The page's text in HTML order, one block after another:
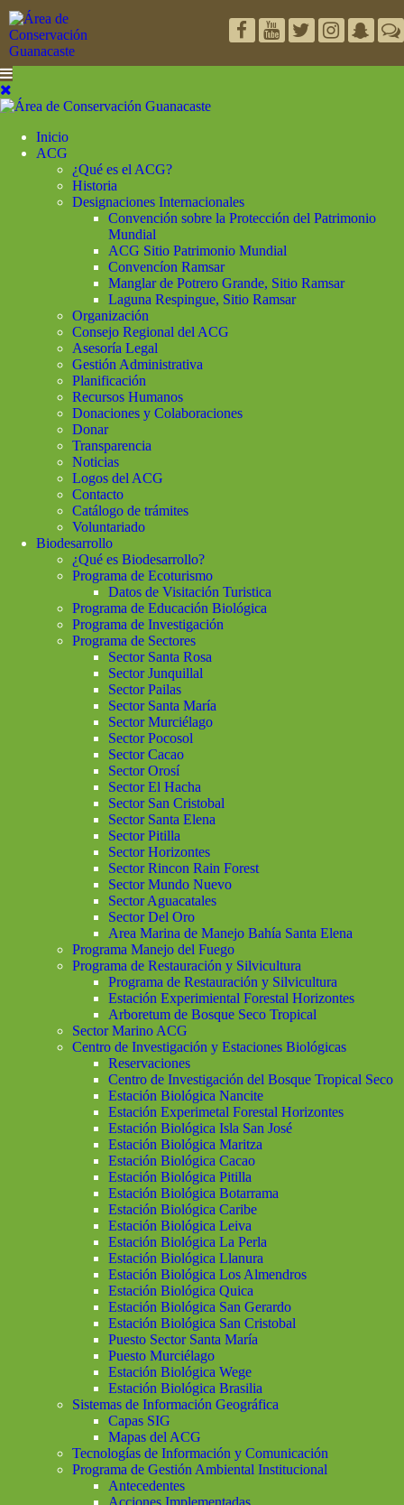
Inicio
ACG
¿Qué es el ACG?
Historia
Designaciones Internacionales
Convención sobre la Protección del Patrimonio
Mundial
ACG Sitio Patrimonio Mundial
Convencíon Ramsar
Manglar de Potrero Grande, Sitio Ramsar
Laguna Respingue, Sitio Ramsar
Organización
Consejo Regional del ACG
Asesoría Legal
Gestión Administrativa
Planificación
Recursos Humanos
Donaciones y Colaboraciones
Donar
Transparencia
Noticias
Logos del ACG
Contacto
Catálogo de trámites
Voluntariado
Biodesarrollo
¿Qué es Biodesarrollo?
Programa de Ecoturismo
Datos de Visitación Turistica
Programa de Educación Biológica
Programa de Investigación
Programa de Sectores
Sector Santa Rosa
Sector Junquillal
Sector Pailas
Sector Santa María
Sector Murciélago
Sector Pocosol
Sector Cacao
Sector Orosí
Sector El Hacha
Sector San Cristobal
Sector Santa Elena
Sector Pitilla
Sector Horizontes
Sector Rincon Rain Forest
Sector Mundo Nuevo
Sector Aguacatales
Sector Del Oro
Area Marina de Manejo Bahía Santa Elena
Programa Manejo del Fuego
Programa de Restauración y Silvicultura
Programa de Restauración y Silvicultura
Estación Experimiental Forestal Horizontes
Arboretum de Bosque Seco Tropical
Sector Marino ACG
Centro de Investigación y Estaciones Biológicas
Reservaciones
Centro de Investigación del Bosque Tropical Seco
Estación Biológica Nancite
Estación Experimetal Forestal Horizontes
Estación Biológica Isla San José
Estación Biológica Maritza
Estación Biológica Cacao
Estación Biológica Pitilla
Estación Biológica Botarrama
Estación Biológica Caribe
Estación Biológica Leiva
Estación Biológica La Perla
Estación Biológica Llanura
Estación Biológica Los Almendros
Estación Biológica Quica
Estación Biológica San Gerardo
Estación Biológica San Cristobal
Puesto Sector Santa María
Puesto Murciélago
Estación Biológica Wege
Estación Biológica Brasilia
Sistemas de Información Geográfica
Capas SIG
Mapas del ACG
Tecnologías de Información y Comunicación
Programa de Gestión Ambiental Institucional
Antecedentes
Acciones Implementadas